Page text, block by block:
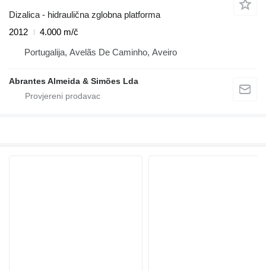
Dizalica - hidraulična zglobna platforma
2012
4.000 m/č
Portugalija, Avelãs De Caminho, Aveiro
Abrantes Almeida & Simões Lda